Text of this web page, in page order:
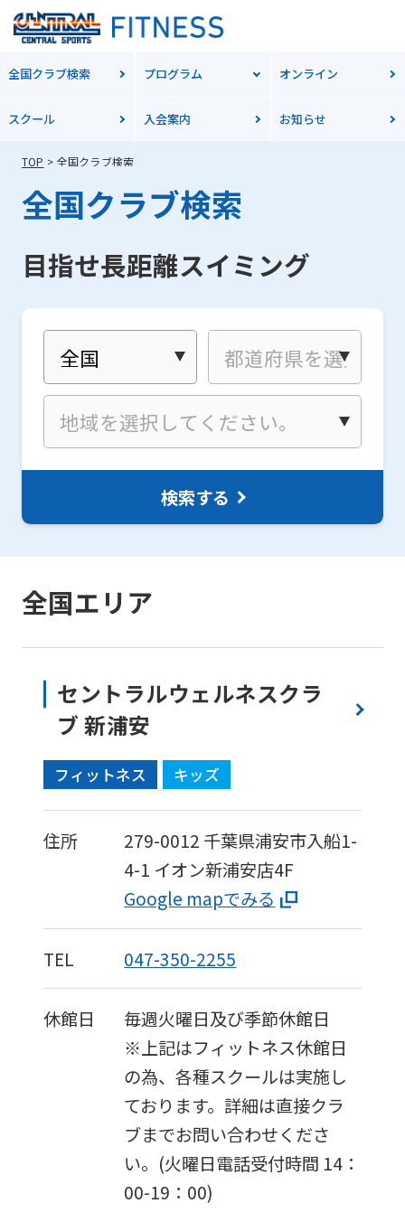
全国クラブ検索 プログラム オンライン
スクール 入会案内 お知らせ
TOP 全国クラブ検索
全国クラブ検索
目指せ長距離スイミング
検索する
全国エリア
セントラルウェルネスクラ
ブ 新浦安
フィットネス キッズ
住所 279-0012 千葉県浦安市入船1-
4-1 イオン新浦安店4F
Google mapでみる
TEL 047-350-2255
休館日
毎週火曜日及び季節休館日
※上記はフィットネス休館日
の為、各種スクールは実施し
ております。詳細は直接クラ
ブまでお問い合わせくださ
い。(火曜日電話受付時間 14：
00-19：00)
For
Sports
is
automatically
translated
into
English.
Click
the
link
below
(start
automatic
translation)
to
return
to
the